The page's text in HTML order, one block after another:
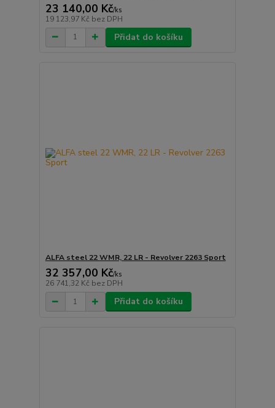
23 140,00 Kč/ks
19 123,97 Kč bez DPH
Přidat do košíku
ALFA steel 22 WMR, 22 LR - Revolver 2263 Sport
32 357,00 Kč/ks
26 741,32 Kč bez DPH
Přidat do košíku